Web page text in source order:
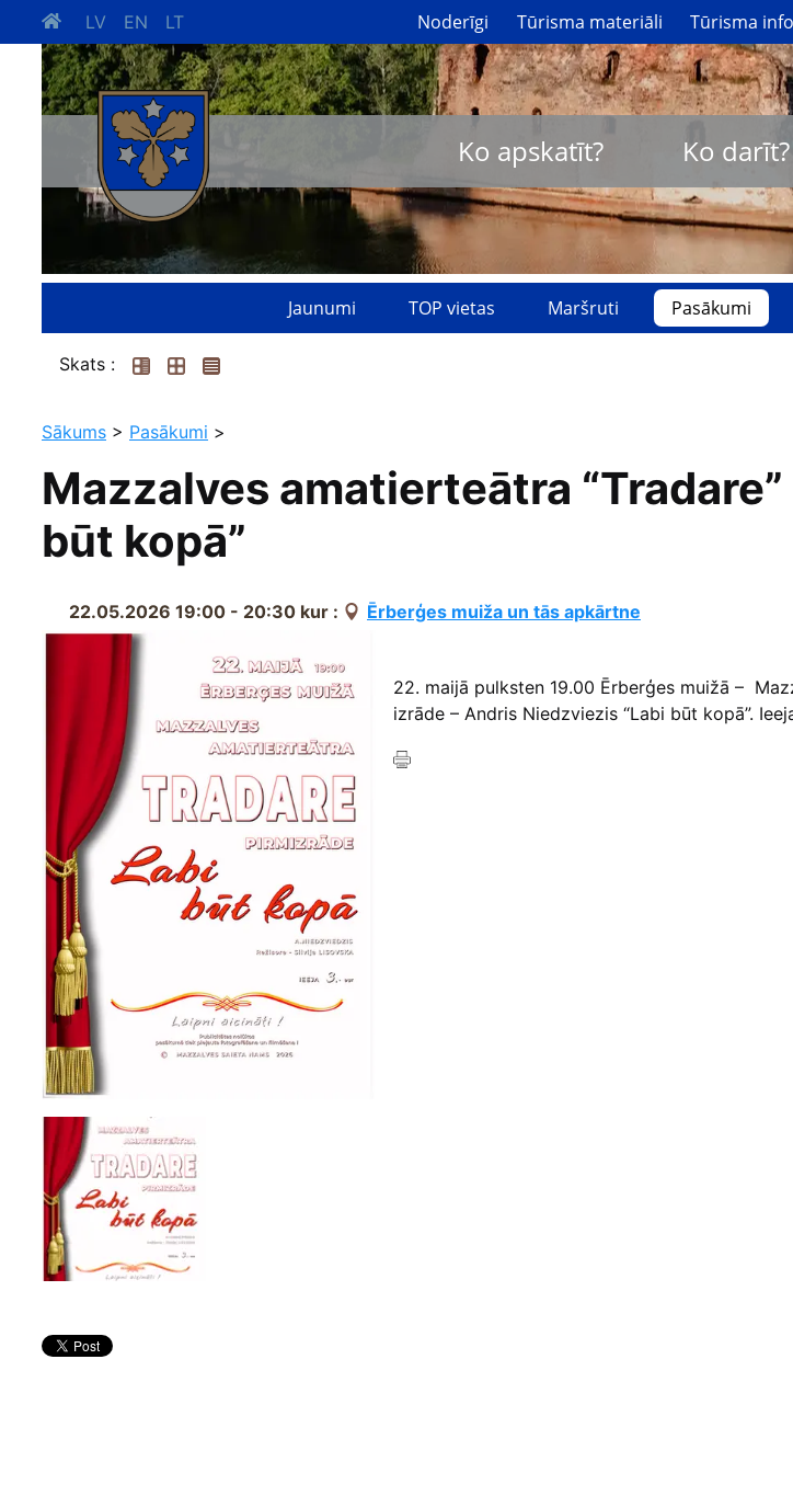
LV EN LT Noderīgi Tūrisma materiāli Tūrisma
Ko apskatīt? Ko darīt?
Jaunumi TOP vietas Maršruti Pasākumi
Skats :
Sākums > Pasākumi >
Mazzalves amatierteātra “Tradare”
būt kopā”
22.05.2026 19:00 - 20:30 kur : Ērberģes muiža un tās apkārtne
22. maijā pulksten 19.00 Ērberģes muižā –
izrāde – Andris Niedzviezis “Labi būt kopā”.